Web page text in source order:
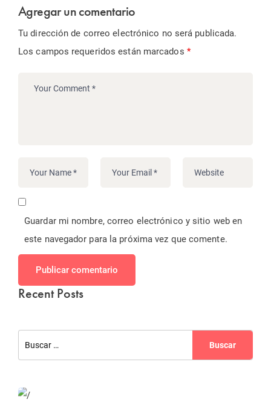
Agregar un comentario
Tu dirección de correo electrónico no será publicada.
Los campos requeridos están marcados *
Guardar mi nombre, correo electrónico y sitio web en
este navegador para la próxima vez que comente.
Publicar comentario
Recent Posts